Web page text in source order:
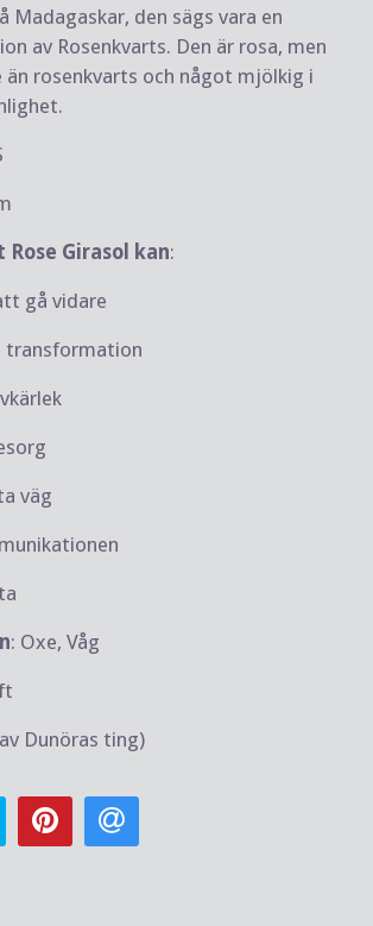
Madagaskar, den sägs vara en
av Rosenkvarts. Den är rosa, men
än rosenkvarts och något mjölkig i
Girasol kan:
gå vidare
transformation
väg
: Oxe, Våg
Dunöras ting)